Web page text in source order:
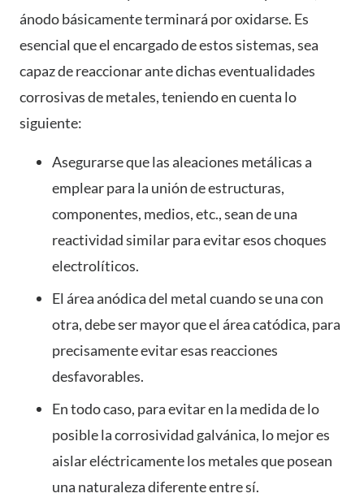
ánodo básicamente terminará por oxidarse. Es
esencial que el encargado de estos sistemas, sea
capaz de reaccionar ante dichas eventualidades
corrosivas de metales, teniendo en cuenta lo
siguiente:
Asegurarse que las aleaciones metálicas a
emplear para la unión de estructuras,
componentes, medios, etc., sean de una
reactividad similar para evitar esos choques
electrolíticos.
El área anódica del metal cuando se una con
otra, debe ser mayor que el área catódica, para
precisamente evitar esas reacciones
desfavorables.
En todo caso, para evitar en la medida de lo
posible la corrosividad galvánica, lo mejor es
aislar eléctricamente los metales que posean
una naturaleza diferente entre sí.